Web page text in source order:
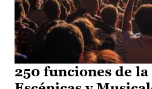
250 funciones de